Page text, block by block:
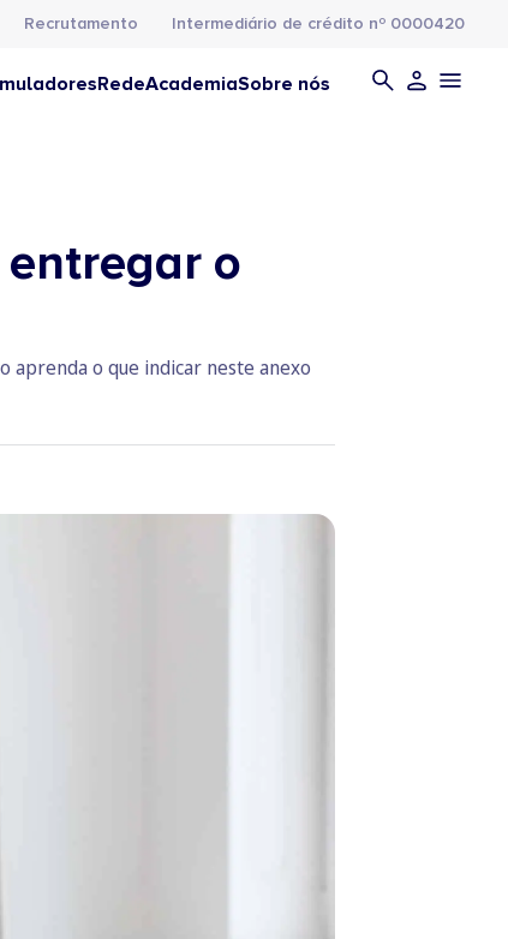
Recrutamento Intermediário de crédito nº 0000420
RedeAcademiaSobre nós
o
aprenda o que indicar neste anexo